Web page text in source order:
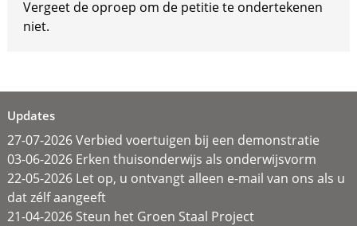
Vergeet de oproep om de petitie te ondertekenen
niet.
Updates
27-07-2026 Verbied voertuigen bij een demonstratie
03-06-2026 Erken thuisonderwijs als onderwijsvorm
22-05-2026 Let op, u ontvangt alleen e-mail van ons als u
dat zélf aangeeft
21-04-2026 Steun het Groen Staal Project